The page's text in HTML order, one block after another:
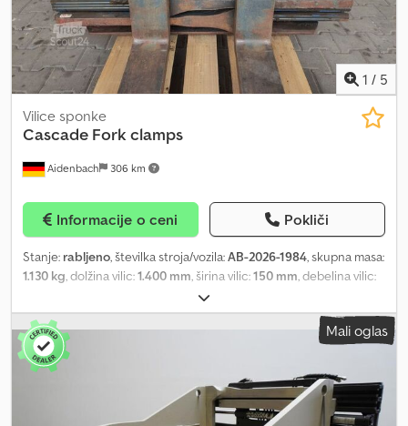
1 / 5
Aidenbach 306 km
Vilice sponke
Cascade Fork clamps
Informacije o ceni Pokliči
Stanje: rabljeno, številka stroja/vozila:AB-2026-1984, skupna masa:
1.130 kg , dolžina vilic:1.400 mm , širina vilic:150 mm , debelina vilic:
1.350 mm
mm, Pridržana pravica do sprememb, napak in vmesne prodaje.
Dodatna oprema v stanju, v katerem je. (Območje odpiranja: 420
do 1860 mm (med notranjima stranicama)), stanje vilic je mogoče
preveriti. Cjdezp Tczepfx Anmsha
Mali oglas